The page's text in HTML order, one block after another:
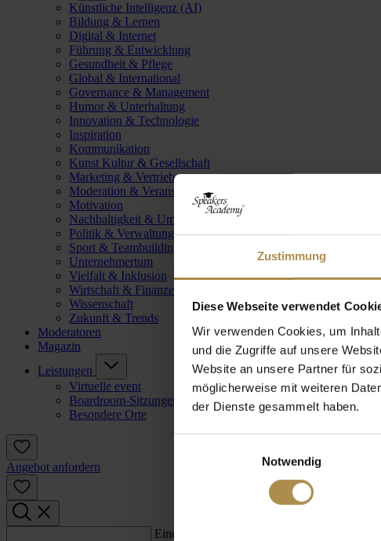
Zustimmung
Diese Webseite verwendet
Wir verwenden Cookies, um
und die Zugriffe auf unsere
Website an unsere Partner für
möglicherweise mit weiteren
der Dienste gesammelt haben.
Notwendig
Künstliche Intelligenz (AI)
Bildung & Lernen
Digital & Internet
Führung & Entwicklung
Gesundheit & Pflege
Global & International
Governance & Management
Humor & Unterhaltung
Innovation & Technologie
Inspiration
Kommunikation
Kunst Kultur & Gesellschaft
Marketing & Vertrieb
Moderation & Veranstaltungsleitung
Motivation
Nachhaltigkeit & Umwelt
Politik & Verwaltung
Sport & Teambuilding
Unternehmertum
Vielfalt & Inklusion
Wirtschaft & Finanzen
Wissenschaft
Zukunft & Trends
Moderatoren
Magazin
Leistungen
Virtuelle event
Boardroom-Sitzungen
Besondere Orte
Angebot anfordern
Einen Suchbegriff eingeben: